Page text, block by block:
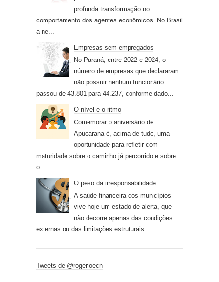
profunda transformação no
comportamento dos agentes econômicos. No Brasil
a ne...
Empresas sem empregados
No Paraná, entre 2022 e 2024, o
número de empresas que declararam
não possuir nenhum funcionário
passou de 43.801 para 44.237, conforme dado...
O nível e o ritmo
Comemorar o aniversário de
Apucarana é, acima de tudo, uma
oportunidade para refletir com
maturidade sobre o caminho já percorrido e sobre
o...
O peso da irresponsabilidade
A saúde financeira dos municípios
vive hoje um estado de alerta, que
não decorre apenas das condições
externas ou das limitações estruturais...
Tweets de @rogerioecn